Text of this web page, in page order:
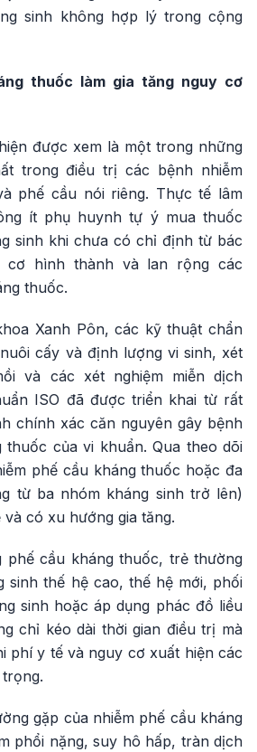
sinh không hợp lý trong cộng
thuốc làm gia tăng nguy cơ
được xem là một trong những
trong điều trị các bệnh nhiễm
phế cầu nói riêng. Thực tế lâm
ít phụ huynh tự ý mua thuốc
sinh khi chưa có chỉ định từ bác
cơ hình thành và lan rộng các
thuốc.
Xanh Pôn, các kỹ thuật chẩn
cấy và định lượng vi sinh, xét
và các xét nghiệm miễn dịch
ISO đã được triển khai từ rất
chính xác căn nguyên gây bệnh
thuốc của vi khuẩn. Qua theo dõi
phế cầu kháng thuốc hoặc đa
từ ba nhóm kháng sinh trở lên)
có xu hướng gia tăng.
phế cầu kháng thuốc, trẻ thường
sinh thế hệ cao, thế hệ mới, phối
sinh hoặc áp dụng phác đồ liều
chỉ kéo dài thời gian điều trị mà
phí y tế và nguy cơ xuất hiện các
gặp của nhiễm phế cầu kháng
phổi nặng, suy hô hấp, tràn dịch